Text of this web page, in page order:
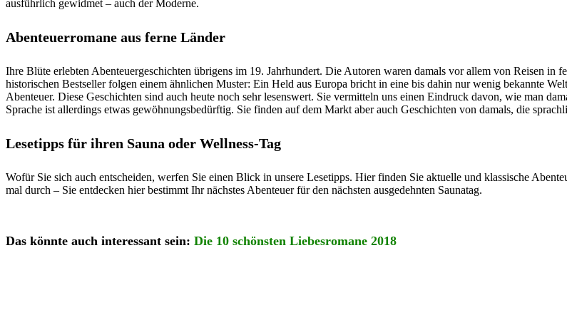
ausführlich gewidmet – auch der Moderne.
Abenteuerromane aus ferne Länder
Ihre Blüte erlebten Abenteuergeschichten übrigens im 19. Jahrhundert. Die Autoren waren damals vor allem von Reisen in
historischen Bestseller folgen einem ähnlichen Muster: Ein Held aus Europa bricht in eine bis dahin nur wenig bekannte
Abenteuer. Diese Geschichten sind auch heute noch sehr lesenswert. Sie vermitteln uns einen Eindruck davon, wie man
Sprache ist allerdings etwas gewöhnungsbedürftig. Sie finden auf dem Markt aber auch Geschichten von damals, die
Lesetipps für ihren Sauna oder Wellness-Tag
Wofür Sie sich auch entscheiden, werfen Sie einen Blick in unsere Lesetipps. Hier finden Sie aktuelle und klassische
mal durch – Sie entdecken hier bestimmt Ihr nächstes Abenteuer für den nächsten ausgedehnten Saunatag.
Das könnte auch interessant sein: Die 10 schönsten Liebesromane 2018